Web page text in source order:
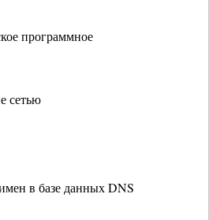
программное
сетью
в базе данных DNS